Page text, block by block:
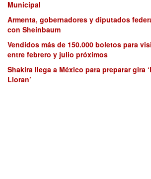
Municipal
Armenta, gobernadores y diputados
con Sheinbaum
Vendidos más de 150.000 boletos para
entre febrero y julio próximos
Shakira llega a México para preparar gira
Lloran’